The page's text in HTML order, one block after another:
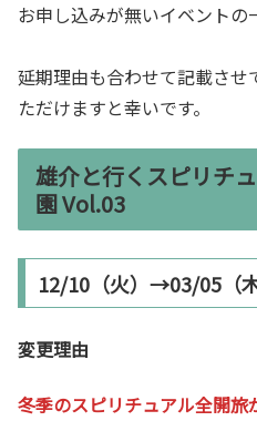
お申し込みが無いイベントの
延期理由も合わせて記載さ
ただけますと幸いです。
雄介と行くスピリチ
園 Vol.03
12/10（火）→03/05（
変更理由
冬季のスピリチュアル全開旅